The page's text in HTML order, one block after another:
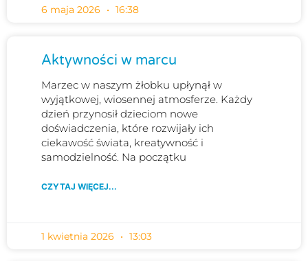
6 maja 2026 16:38
Aktywności w marcu
Marzec w naszym żłobku upłynął w
wyjątkowej, wiosennej atmosferze. Każdy
dzień przynosił dzieciom nowe
doświadczenia, które rozwijały ich
ciekawość świata, kreatywność i
samodzielność. Na początku
CZYTAJ WIĘCEJ...
1 kwietnia 2026 13:03